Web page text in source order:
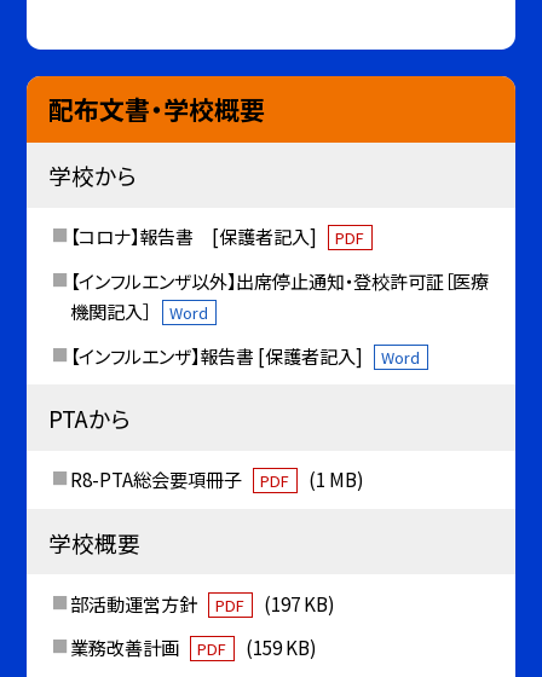
配布文書・学校概要
学校から
【コロナ】報告書 [保護者記入] PDF
【インフルエンザ以外】出席停止通知・登校許可証［医療
機関記入］
Word
【インフルエンザ】報告書 [保護者記入] Word
PTAから
R8-PTA総会要項冊子 PDF (1 MB)
学校概要
部活動運営方針 PDF
(197 KB)
業務改善計画
PDF
(159 KB)